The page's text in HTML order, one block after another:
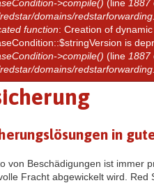
>compile() (line 1887
domains/
function: Creation of
is
>compile() (line 1887
domains/
in
von Beschädigungen ist immer
Fracht abgewickelt wird. Red